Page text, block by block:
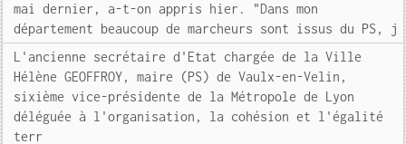
mai dernier, a-t-on appris hier. "Dans mon
département beaucoup de marcheurs sont issus du PS, j
L'ancienne secrétaire d'Etat chargée de la Ville
Hélène GEOFFROY, maire (PS) de Vaulx-en-Velin,
sixième vice-présidente de la Métropole de Lyon
déléguée à l'organisation, la cohésion et l'égalité
terr